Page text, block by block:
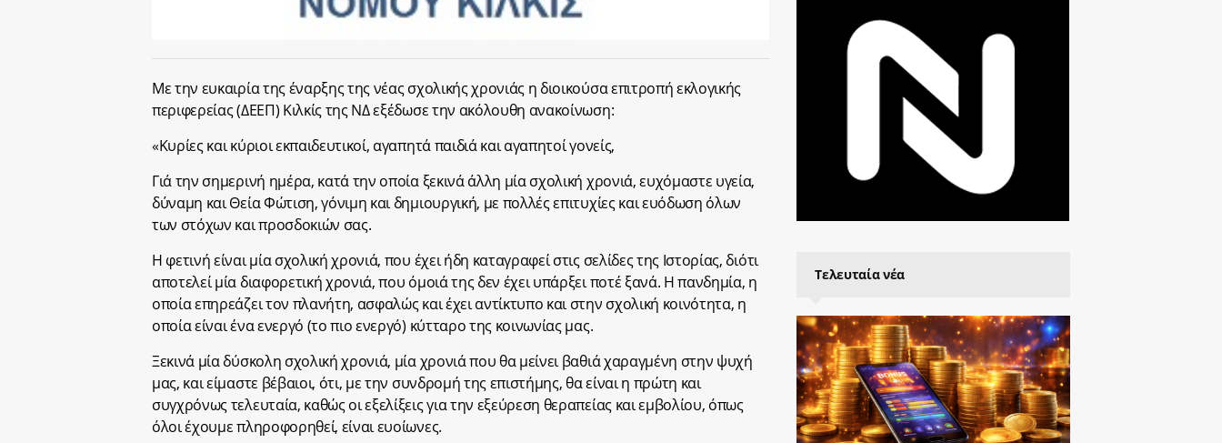
Mε την ευκαιρία της έναρξης της νέας σχολικής χρονιάς η διοικούσα επιτροπή εκλογικής
περιφερείας (ΔΕΕΠ) Κιλκίς της ΝΔ εξέδωσε την ακόλουθη ανακοίνωση:
«Κυρίες και κύριοι εκπαιδευτικοί, αγαπητά παιδιά και αγαπητοί γονείς,
Γιά την σημερινή ημέρα, κατά την οποία ξεκινά άλλη μία σχολική χρονιά, ευχόμαστε υγεία,
δύναμη και Θεία Φώτιση, γόνιμη και δημιουργική, με πολλές επιτυχίες και ευόδωση όλων
των στόχων και προσδοκιών σας.
Η φετινή είναι μία σχολική χρονιά, που έχει ήδη καταγραφεί στις σελίδες της Ιστορίας, διότι
αποτελεί μία διαφορετική χρονιά, που όμοιά της δεν έχει υπάρξει ποτέ ξανά. Η πανδημία, η
οποία επηρεάζει τον πλανήτη, ασφαλώς και έχει αντίκτυπο και στην σχολική κοινότητα, η
οποία είναι ένα ενεργό (το πιο ενεργό) κύτταρο της κοινωνίας μας.
Ξεκινά μία δύσκολη σχολική χρονιά, μία χρονιά που θα μείνει βαθιά χαραγμένη στην ψυχή
μας, και είμαστε βέβαιοι, ότι, με την συνδρομή της επιστήμης, θα είναι η πρώτη και
συγχρόνως τελευταία, καθώς οι εξελίξεις για την εξεύρεση θεραπείας και εμβολίου, όπως
όλοι έχουμε πληροφορηθεί, είναι ευοίωνες.
Τελευταία νέα